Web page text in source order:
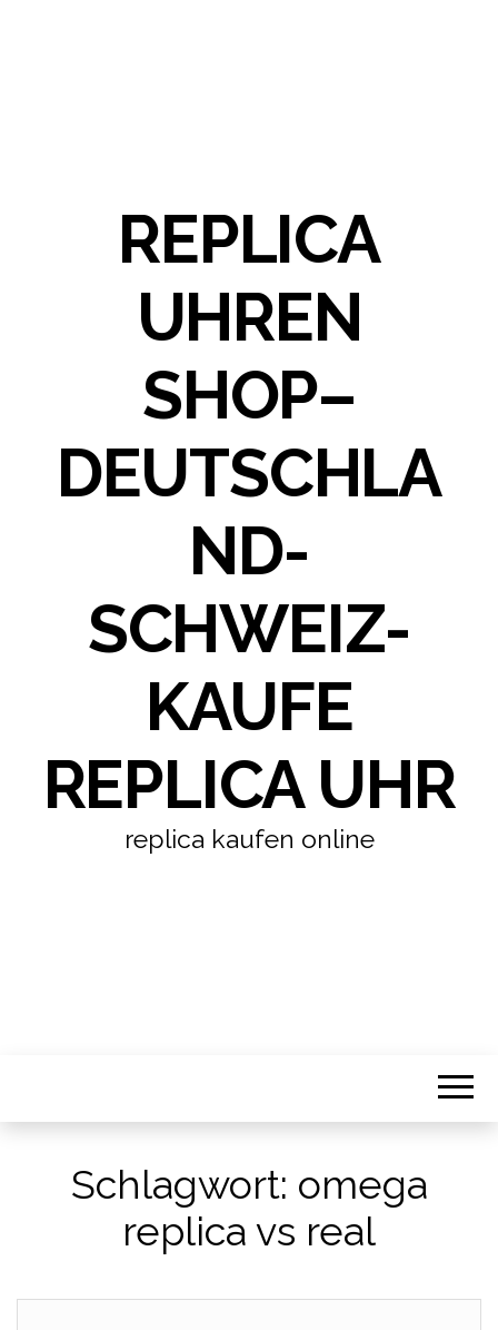
REPLICA
UHREN
SHOP–
DEUTSCHLA
ND-
SCHWEIZ-
KAUFE
REPLICA UHR
replica kaufen online
Schlagwort: omega
replica vs real